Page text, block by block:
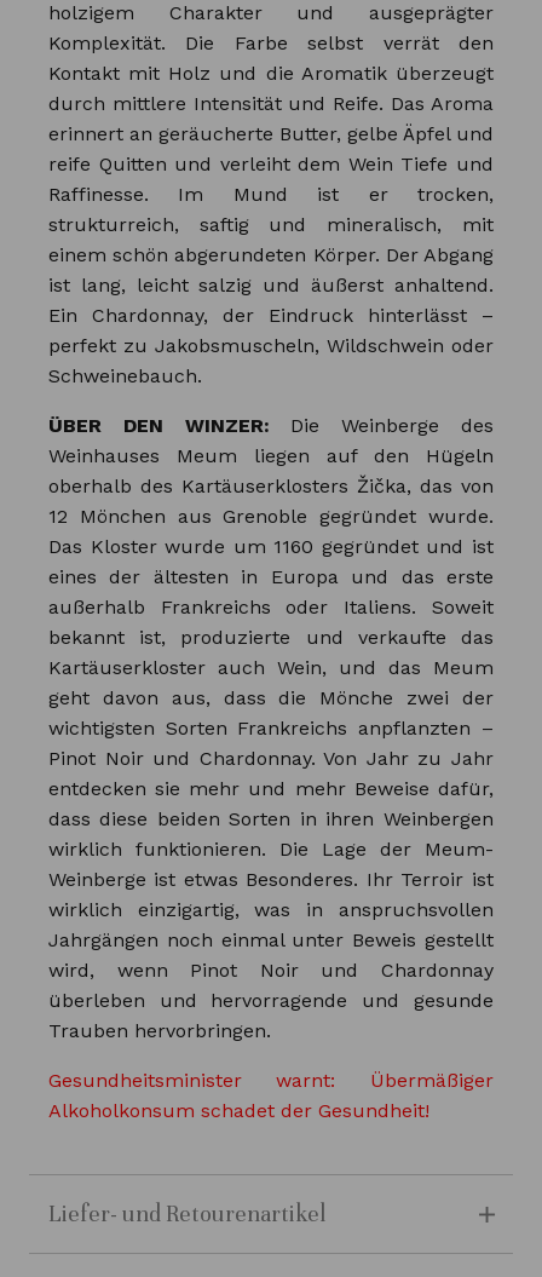
holzigem Charakter und ausgeprägter
Komplexität. Die Farbe selbst verrät den
Kontakt mit Holz und die Aromatik überzeugt
durch mittlere Intensität und Reife. Das Aroma
erinnert an geräucherte Butter, gelbe Äpfel und
reife Quitten und verleiht dem Wein Tiefe und
Raffinesse. Im Mund ist er trocken,
strukturreich, saftig und mineralisch, mit
einem schön abgerundeten Körper. Der Abgang
ist lang, leicht salzig und äußerst anhaltend.
Ein Chardonnay, der Eindruck hinterlässt –
perfekt zu Jakobsmuscheln, Wildschwein oder
Schweinebauch.
ÜBER DEN WINZER: Die Weinberge des
Weinhauses Meum liegen auf den Hügeln
oberhalb des Kartäuserklosters Žička, das von
12 Mönchen aus Grenoble gegründet wurde.
Das Kloster wurde um 1160 gegründet und ist
eines der ältesten in Europa und das erste
außerhalb Frankreichs oder Italiens. Soweit
bekannt ist, produzierte und verkaufte das
Kartäuserkloster auch Wein, und das Meum
geht davon aus, dass die Mönche zwei der
wichtigsten Sorten Frankreichs anpflanzten –
Pinot Noir und Chardonnay. Von Jahr zu Jahr
entdecken sie mehr und mehr Beweise dafür,
dass diese beiden Sorten in ihren Weinbergen
wirklich funktionieren. Die Lage der Meum-
Weinberge ist etwas Besonderes. Ihr Terroir ist
wirklich einzigartig, was in anspruchsvollen
Jahrgängen noch einmal unter Beweis gestellt
wird, wenn Pinot Noir und Chardonnay
überleben und hervorragende und gesunde
Trauben hervorbringen.
Gesundheitsminister warnt: Übermäßiger
Alkoholkonsum schadet der Gesundheit!
Liefer- und Retourenartikel